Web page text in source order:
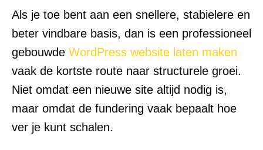
Als je toe bent aan een snellere, stabielere en
beter vindbare basis, dan is een professioneel
gebouwde WordPress website laten maken
vaak de kortste route naar structurele groei.
Niet omdat een nieuwe site altijd nodig is,
maar omdat de fundering vaak bepaalt hoe
ver je kunt schalen.